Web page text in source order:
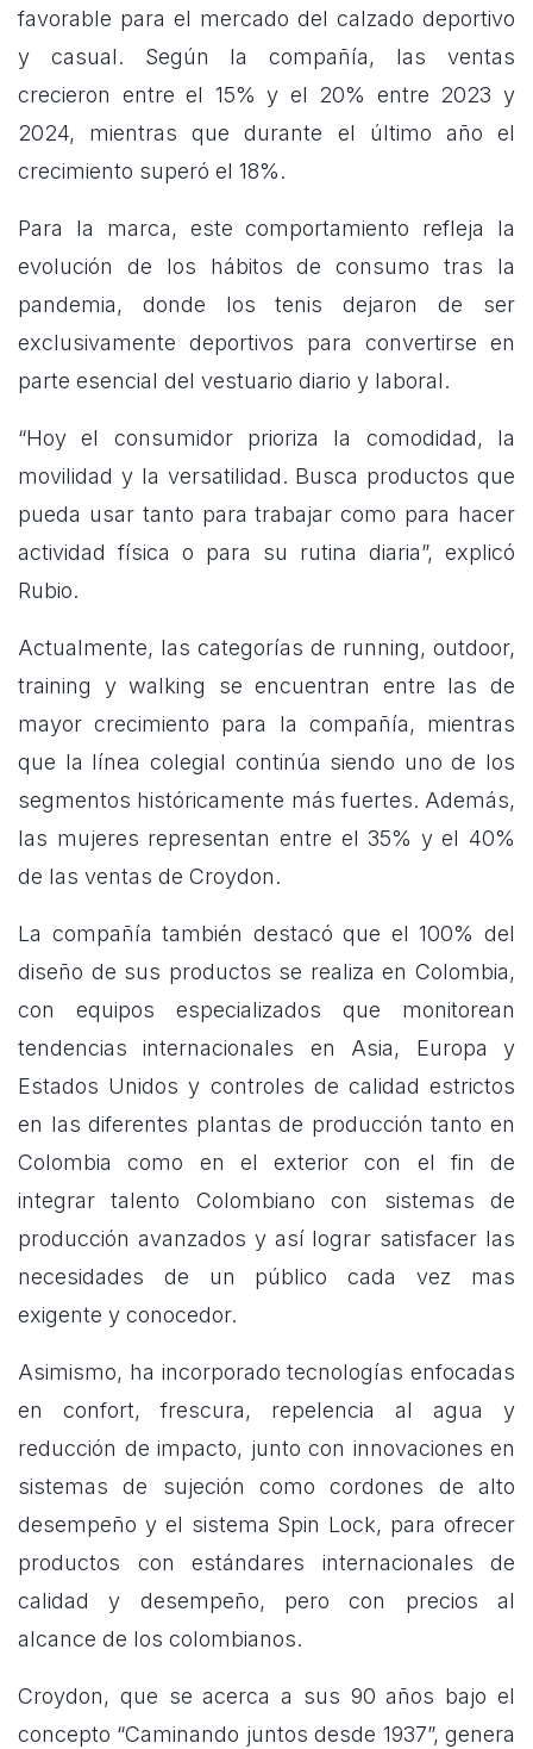
favorable para el mercado del calzado deportivo
y casual. Según la compañía, las ventas
crecieron entre el 15% y el 20% entre 2023 y
2024, mientras que durante el último año el
crecimiento superó el 18%.
Para la marca, este comportamiento refleja la
evolución de los hábitos de consumo tras la
pandemia, donde los tenis dejaron de ser
exclusivamente deportivos para convertirse en
parte esencial del vestuario diario y laboral.
“Hoy el consumidor prioriza la comodidad, la
movilidad y la versatilidad. Busca productos que
pueda usar tanto para trabajar como para hacer
actividad física o para su rutina diaria”, explicó
Rubio.
Actualmente, las categorías de running, outdoor,
training y walking se encuentran entre las de
mayor crecimiento para la compañía, mientras
que la línea colegial continúa siendo uno de los
segmentos históricamente más fuertes. Además,
las mujeres representan entre el 35% y el 40%
de las ventas de Croydon.
La compañía también destacó que el 100% del
diseño de sus productos se realiza en Colombia,
con equipos especializados que monitorean
tendencias internacionales en Asia, Europa y
Estados Unidos y controles de calidad estrictos
en las diferentes plantas de producción tanto en
Colombia como en el exterior con el fin de
integrar talento Colombiano con sistemas de
producción avanzados y así lograr satisfacer las
necesidades de un público cada vez mas
exigente y conocedor.
Asimismo, ha incorporado tecnologías enfocadas
en confort, frescura, repelencia al agua y
reducción de impacto, junto con innovaciones en
sistemas de sujeción como cordones de alto
desempeño y el sistema Spin Lock, para ofrecer
productos con estándares internacionales de
calidad y desempeño, pero con precios al
alcance de los colombianos.
Croydon, que se acerca a sus 90 años bajo el
concepto “Caminando juntos desde 1937”, genera